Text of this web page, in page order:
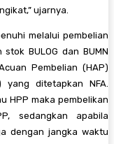
ujarnya.
melalui pembelian
BULOG dan BUMN
Pembelian (HAP)
ditetapkan NFA.
HPP maka pembelikan
sedangkan apabila
dengan jangka waktu